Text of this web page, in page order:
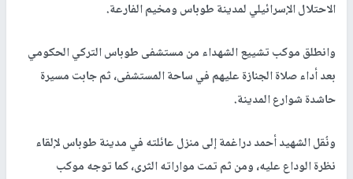
الاحتلال الإسرائيلي لمدينة طوباس ومخيم الفارعة.
وانطلق موكب تشييع الشهداء من مستشفى طوباس التركي الحكومي
بعد أداء صلاة الجنازة عليهم في ساحة المستشفى، ثم جابت مسيرة
حاشدة شوارع المدينة.
ونُقل الشهيد أحمد دراغمة إلى منزل عائلته في مدينة طوباس لإلقاء
نظرة الوداع عليه، ومن ثم تمت مواراته الثرى، كما توجه موكب